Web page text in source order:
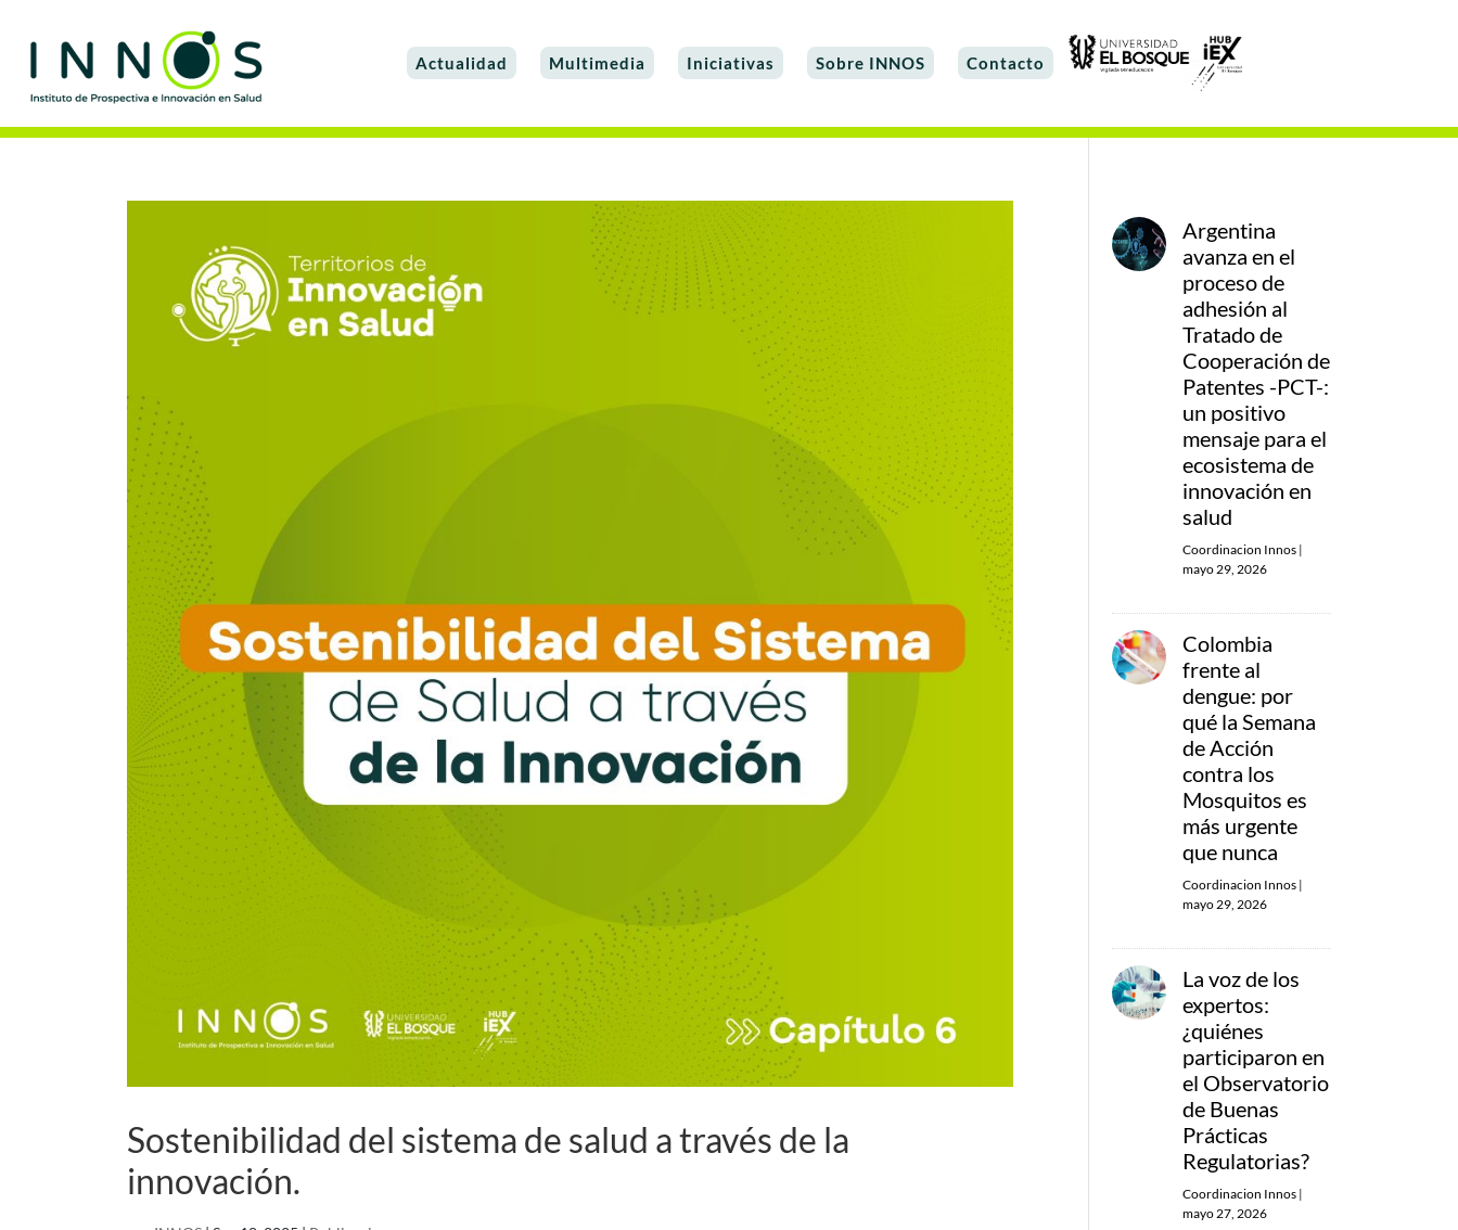
Actualidad Multimedia Iniciativas Sobre INNOS Contacto
Sostenibilidad del sistema de salud a través de la
innovación.
Argentina
avanza en el
proceso de
adhesión al
Tratado de
Cooperación de
Patentes -PCT-:
un positivo
mensaje para el
ecosistema de
innovación en
salud
Coordinacion Innos |
mayo 29, 2026
Colombia
frente al
dengue: por
qué la Semana
de Acción
contra los
Mosquitos es
más urgente
que nunca
Coordinacion Innos |
mayo 29, 2026
La voz de los
expertos:
¿quiénes
participaron en
el Observatorio
de Buenas
Prácticas
Regulatorias?
Coordinacion Innos |
mayo 27, 2026